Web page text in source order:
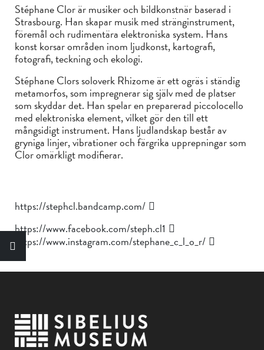
Stéphane Clor är musiker och bildkonstnär baserad i
Strasbourg. Han skapar musik med stränginstrument,
föremål och rudimentära elektroniska system. Hans
konst korsar områden inom ljudkonst, kartografi,
fotografi, teckning och ekologi.
Stéphane Clors soloverk Rhizome är ett ogräs i ständig
metamorfos, som impregnerar sig själv med de platser
som skyddar det. Han spelar en preparerad piccolocello
med elektroniska element, vilket gör den till ett
mångsidigt instrument. Hans ljudlandskap består av
gryniga linjer, vibrationer och färgrika upprepningar som
Clor omärkligt modifierar.
https://stephcl.bandcamp.com/
https://www.facebook.com/steph.cl1
https://www.instagram.com/stephane_c_l_o_r/